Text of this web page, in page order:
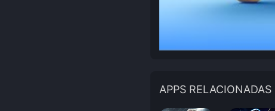
APPS RELACIONADAS